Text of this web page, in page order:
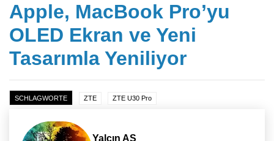
Apple, MacBook Pro’yu
OLED Ekran ve Yeni
Tasarımla Yeniliyor
SCHLAGWORTE ZTE ZTE U30 Pro
Yalçın AS